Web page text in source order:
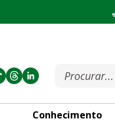
Conhecimento